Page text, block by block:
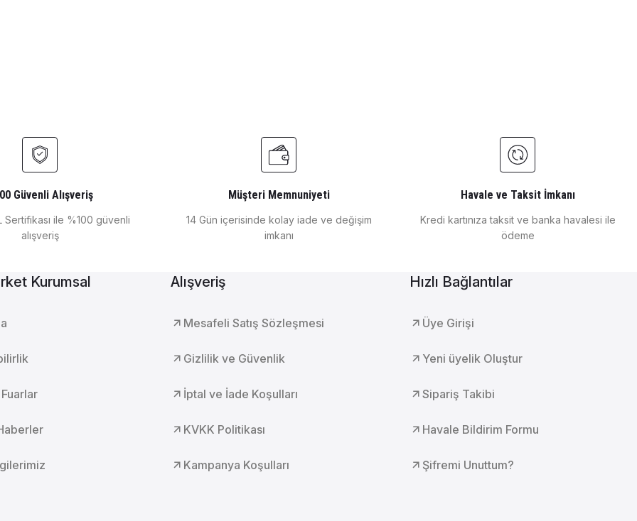
Güvenli Alışveriş
Sertifikası ile %100 güvenli
alışveriş
Müşteri Memnuniyeti
14 Gün içerisinde kolay iade ve değişim
imkanı
Havale ve Taksit İmkanı
Kredi kartınıza taksit ve banka havalesi ile
ödeme
Kurumsal Alışveriş
Mesafeli Satış Sözleşmesi
Gizlilik ve Güvenlik
İptal ve İade Koşulları
KVKK Politikası
Kampanya Koşulları
Hızlı Bağlantılar
Üye Girişi
Yeni üyelik Oluştur
Sipariş Takibi
Havale Bildirim Formu
Şifremi Unuttum?